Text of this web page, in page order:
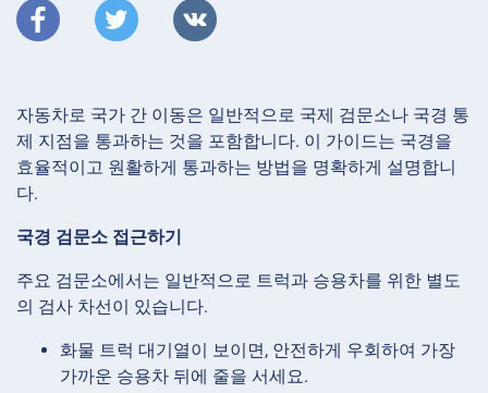
자동차로 국가 간 이동은 일반적으로 국제 검문소나 국경 통
제 지점을 통과하는 것을 포함합니다. 이 가이드는 국경을
효율적이고 원활하게 통과하는 방법을 명확하게 설명합니
다.
국경 검문소 접근하기
주요 검문소에서는 일반적으로 트럭과 승용차를 위한 별도
의 검사 차선이 있습니다.
화물 트럭 대기열이 보이면, 안전하게 우회하여 가장
가까운 승용차 뒤에 줄을 서세요.